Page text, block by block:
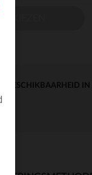
BESCHIKBAARHEID